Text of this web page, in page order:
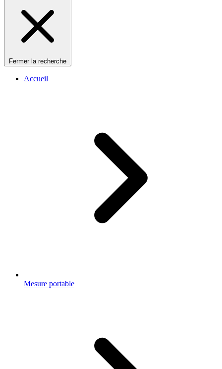
Fermer la recherche
Accueil
Mesure portable